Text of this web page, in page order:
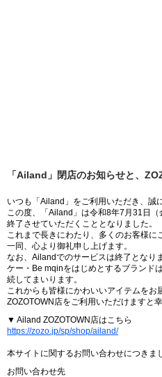
「Ailand」閉店のお知らせと、
いつも「Ailand」をご利用いただき、誠
この度、「Ailand」は令和8年7月31日
終了させていただくこととなりました。
これまで長きにわたり、多くのお客様に
一同、心より御礼申し上げます。
なお、Ailandでのサービスは終了となり
ケー・Be mqinをはじめとするブランド
続してまいります。
これからも皆様にかわいいアイテムをお
ZOZOTOWN店をご利用いただけますと幸
▼ Ailand ZOZOTOWN店はこちら
https://zozo.jp/sp/shop/ailand/
本サイトに関するお問い合わせにつきま
お問い合わせ先